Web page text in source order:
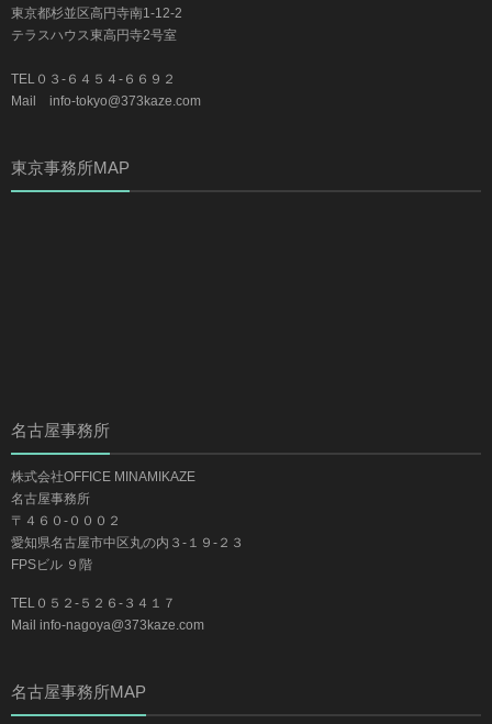
東京都杉並区高円寺南1-12-2
テラスハウス東高円寺2号室
TEL０３-６４５４-６６９２
Mail info-tokyo@373kaze.com
東京事務所MAP
名古屋事務所
株式会社OFFICE MINAMIKAZE
名古屋事務所
〒４６０-０００２
愛知県名古屋市中区丸の内３-１９-２３
FPSビル ９階
TEL０５２-５２６-３４１７
Mail info-nagoya@373kaze.com
名古屋事務所MAP